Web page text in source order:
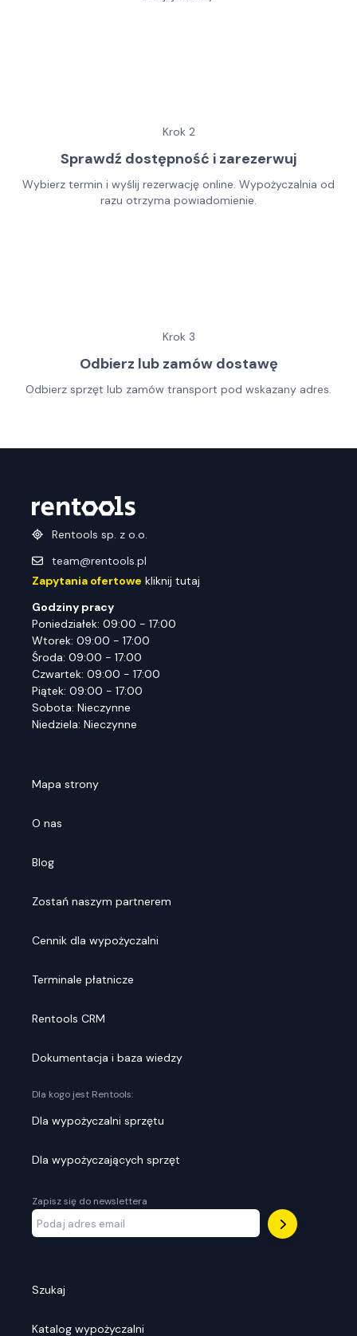
Krok 2
Sprawdź dostępność i zarezerwuj
Wybierz termin i wyślij rezerwację online. Wypożyczalnia od
razu otrzyma powiadomienie.
Krok 3
Odbierz lub zamów dostawę
Odbierz sprzęt lub zamów transport pod wskazany adres.
Rentools sp. z o.o.
team@rentools.pl
Zapytania ofertowe kliknij tutaj
Godziny pracy
Poniedziałek: 09:00 - 17:00
Wtorek: 09:00 - 17:00
Środa: 09:00 - 17:00
Czwartek: 09:00 - 17:00
Piątek: 09:00 - 17:00
Sobota: Nieczynne
Niedziela: Nieczynne
Mapa strony
O nas
Blog
Zostań naszym partnerem
Cennik dla wypożyczalni
Terminale płatnicze
Rentools CRM
Dokumentacja i baza wiedzy
Dla kogo jest Rentools:
Dla wypożyczalni sprzętu
Dla wypożyczających sprzęt
Zapisz się do newslettera
Szukaj
Katalog wypożyczalni